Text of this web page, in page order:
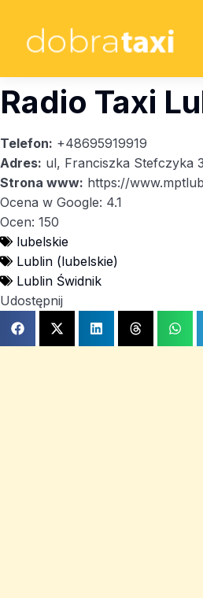
Radio Taxi
Telefon: +48695919919
Adres: ul, Franciszka Stefczyka
Strona www: https://
Ocena w Google: 4.1
Ocen: 150
lubelskie
Lublin (lubelskie)
Lublin Świdnik
Udostępnij